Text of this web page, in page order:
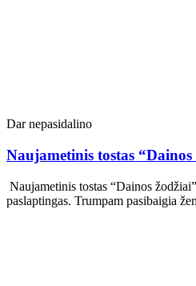
Dar nepasidalino
Naujametinis tostas “Dainos
Naujametinis tostas “Dainos
paslaptingas. Trumpam pasibaigia